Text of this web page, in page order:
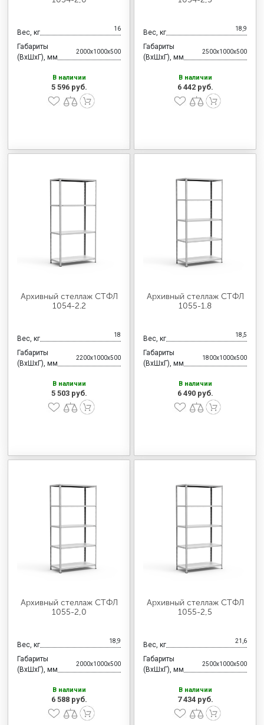
Вес, кг 16
Габариты
(ВхШхГ), мм
2000x1000x500
В наличии
5 596 руб.
Вес, кг 18,9
Габариты
(ВхШхГ), мм
2500x1000x500
В наличии
6 442 руб.
Архивный стеллаж СТФЛ
1054-2.2
Вес, кг 18
Габариты
(ВхШхГ), мм
2200x1000x500
В наличии
5 503 руб.
Архивный стеллаж СТФЛ
1055-1.8
Вес, кг 18,5
Габариты
(ВхШхГ), мм
1800x1000x500
В наличии
6 490 руб.
Архивный стеллаж СТФЛ
1055-2,0
Вес, кг 18,9
Габариты
(ВхШхГ), мм
2000x1000x500
В наличии
6 588 руб.
Архивный стеллаж СТФЛ
1055-2,5
Вес, кг 21,6
Габариты
(ВхШхГ), мм
2500x1000x500
В наличии
7 434 руб.